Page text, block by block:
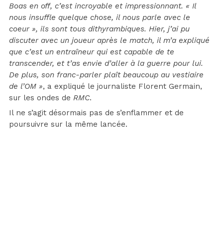
Boas en off, c’est incroyable et impressionnant. « Il
nous insuffle quelque chose, il nous parle avec le
coeur », ils sont tous dithyrambiques. Hier, j’ai pu
discuter avec un joueur après le match, il m’a expliqué
que c’est un entraîneur qui est capable de te
transcender, et t’as envie d’aller à la guerre pour lui.
De plus, son franc-parler plaît beaucoup au vestiaire
de l’OM », a expliqué le journaliste Florent Germain,
sur les ondes de RMC.
Il ne s’agit désormais pas de s’enflammer et de
poursuivre sur la même lancée.